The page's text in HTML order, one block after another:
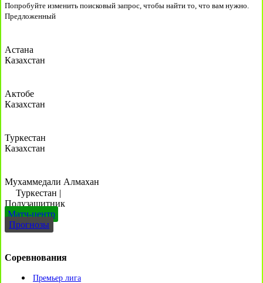
Попробуйте изменить поисковый запрос, чтобы найти то, что вам нужно.
Предложенный
Астана
Казахстан
Актобе
Казахстан
Туркестан
Казахстан
Мухаммедали Алмахан
Туркестан |
Полузащитник
Матч-центр
Прогнозы
Соревнования
Премьер лига